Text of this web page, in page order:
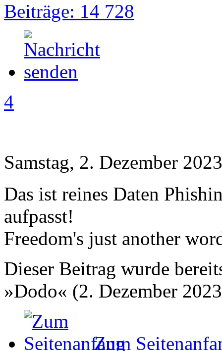
Beiträge: 14 728
4
Samstag, 2. Dezember
Das ist reines Daten
aufpasst!
Freedom's just another
Dieser Beitrag wurde
»Dodo« (2. Dezember
Zum